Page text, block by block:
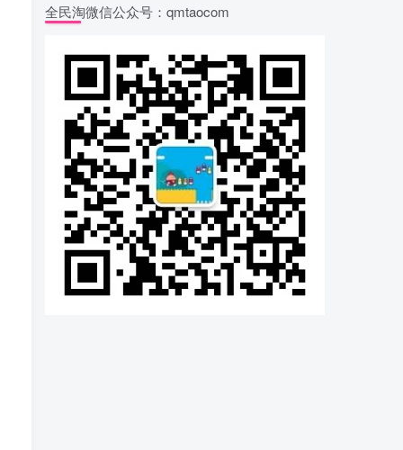
全民淘微信公众号：qmtaocom